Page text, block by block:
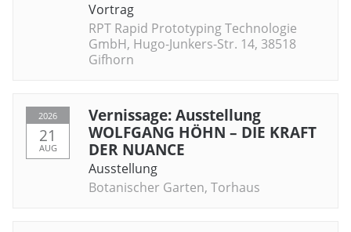
Vortrag
RPT Rapid Prototyping Technologie
GmbH, Hugo-Junkers-Str. 14, 38518
Gifhorn
2026
21
AUG
Vernissage: Ausstellung
WOLFGANG HÖHN – DIE KRAFT
DER NUANCE
Ausstellung
Botanischer Garten, Torhaus